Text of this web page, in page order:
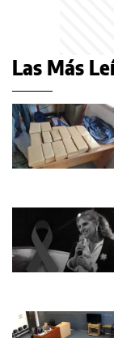
Las Más